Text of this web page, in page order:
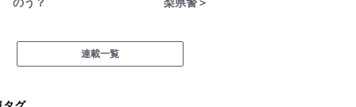
連載一覧